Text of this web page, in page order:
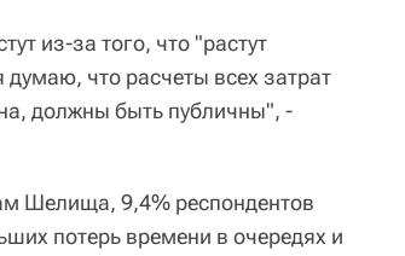
из-за того, что "растут
что расчеты всех затрат
должны быть публичны", -
Шелища, 9,4% респондентов
потерь времени в очередях и